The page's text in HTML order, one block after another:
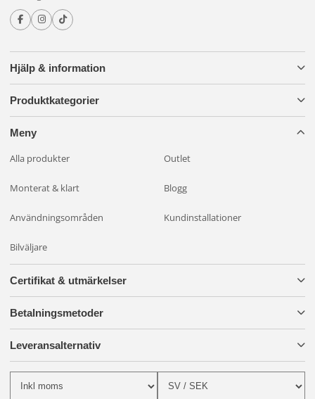
Hjälp & information
Produktkategorier
Meny
Alla produkter Outlet
Monterat & klart Blogg
Användningsområden Kundinstallationer
Bilväljare
Certifikat & utmärkelser
Betalningsmetoder
Leveransalternativ